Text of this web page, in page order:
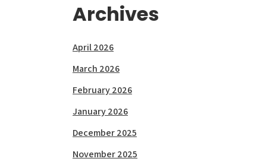
Archives
April 2026
March 2026
February 2026
January 2026
December 2025
November 2025